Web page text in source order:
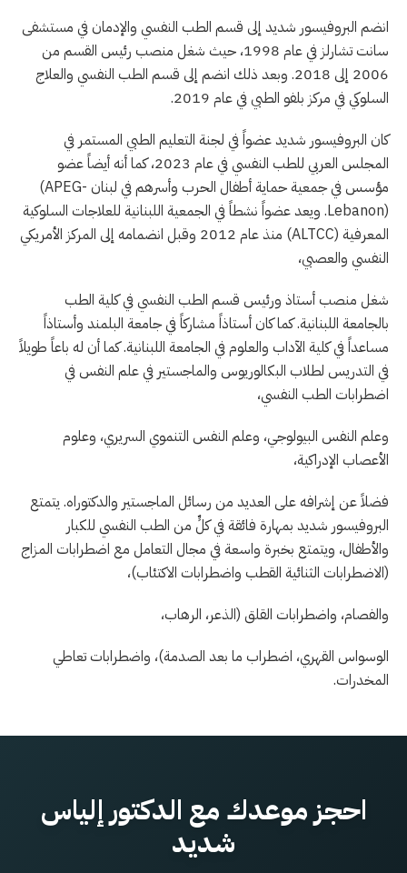
انضم البروفيسور شديد إلى قسم الطب النفسي والإدمان في مستشفى
سانت تشارلز في عام 1998، حيث شغل منصب رئيس القسم من
2006 إلى 2018. وبعد ذلك انضم إلى قسم الطب النفسي والعلاج
السلوكي في مركز بلفو الطبي في عام 2019.
كان البروفيسور شديد عضواً في لجنة التعليم الطبي المستمر في
المجلس العربي للطب النفسي في عام 2023، كما أنه أيضاً عضو
مؤسس في جمعية حماية أطفال الحرب وأسرهم في لبنان (APEG-
Lebanon). ويعد عضواً نشطاً في الجمعية اللبنانية للعلاجات السلوكية
المعرفية (ALTCC)
منذ عام 2012 وقبل انضمامه إلى المركز الأمريكي
النفسي والعصبي،
شغل منصب أستاذ ورئيس قسم الطب النفسي في كلية الطب
بالجامعة اللبنانية. كما كان أستاذاً مشاركاً في جامعة البلمند وأستاذاً
مساعداً في كلية الآداب والعلوم في الجامعة اللبنانية. كما أن له باعاً طويلاً
في التدريس لطلاب البكالوريوس والماجستير في علم النفس في
اضطرابات الطب النفسي،
وعلم النفس البيولوجي، وعلم النفس التنموي السريري، وعلوم
الأعصاب الإدراكية،
فضلاً عن إشرافه على العديد من رسائل الماجستير والدكتوراه. يتمتع
البروفيسور شديد بمهارة فائقة في كلٍّ من الطب النفسي للكبار
والأطفال، ويتمتع بخبرة واسعة في مجال التعامل مع اضطرابات المزاج
(الاضطرابات الثنائية القطب واضطرابات الاكتئاب)،
والفصام، واضطرابات القلق (الذعر، الرهاب،
الوسواس القهري، اضطراب ما بعد الصدمة)، واضطرابات تعاطي
المخدرات.
احجز موعدك مع الدكتور إلياس
شديد